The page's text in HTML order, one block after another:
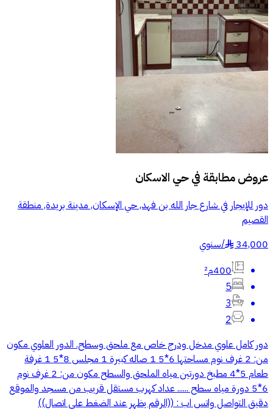
عروض مطابقة فيحي الاسكان
دور للإيجار في شارع جار الله بن فهد, حي الإسكان, مدينة بريدة, منطقة
القصيم
34,000
§
/سنوي
400م²
5
3
2
دور كامل علوي مدخل ودرج خاص مع ملحق وسطح. الدور العلوي مكون
من: 2 غرف نوم مساحتها 6*5 1 صاله كبيرة 1 مجلس 8*5 1 غرفة
طعام 5*4 مطبخ دورتين مياه الملحق والسطح مكون من: 2 غرف نوم
6*5 دورة مياه سطح ...... عداد كهرب مستقل قريب من مسجد والموقع
دقيق التواصل واتس اب : ((الرقم يظهر عند الضغط على اتصال))